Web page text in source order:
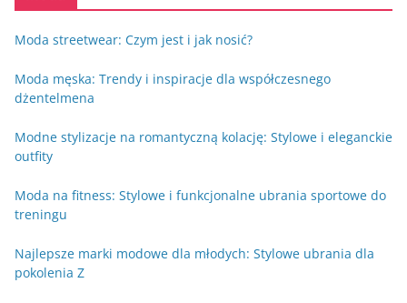
Moda streetwear: Czym jest i jak nosić?
Moda męska: Trendy i inspiracje dla współczesnego
dżentelmena
Modne stylizacje na romantyczną kolację: Stylowe i eleganckie
outfity
Moda na fitness: Stylowe i funkcjonalne ubrania sportowe do
treningu
Najlepsze marki modowe dla młodych: Stylowe ubrania dla
pokolenia Z